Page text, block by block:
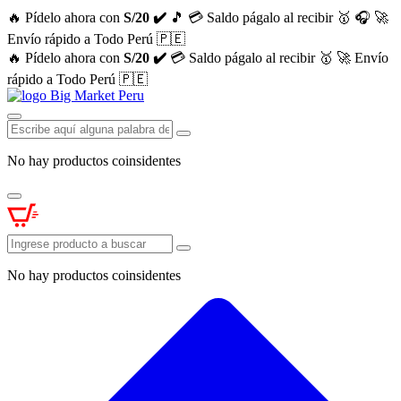
🔥 Pídelo ahora con S/20 ✔️ 🎵 💳 Saldo págalo al recibir 🥇 🎧 🚀
Envío rápido a Todo Perú 🇵🇪
🔥 Pídelo ahora con S/20 ✔️ 💳 Saldo págalo al recibir 🥇 🚀 Envío
rápido a Todo Perú 🇵🇪
No hay productos coinsidentes
No hay productos coinsidentes